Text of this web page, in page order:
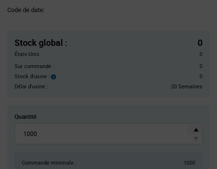
Code de date:
Stock global : 0
États-Unis:
0
Sur commande :
0
Stock d'usine :
Stock
0
Délai d'usine :
20 Semaines
Quantité
Commande minimale :
1000